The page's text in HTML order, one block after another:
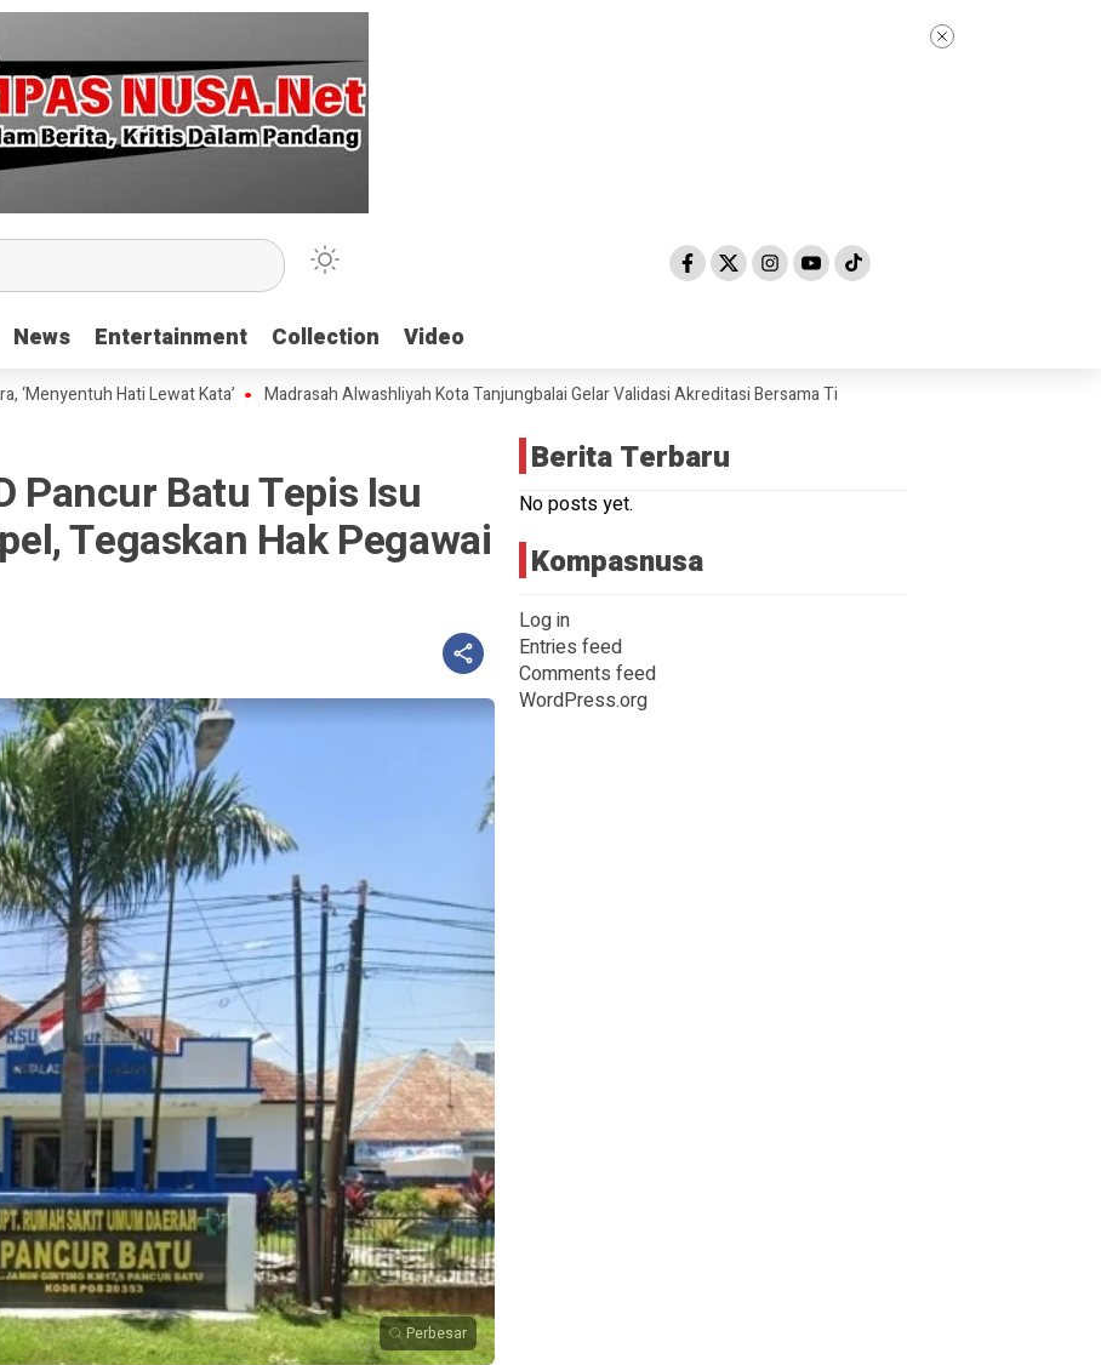
News Entertainment Collection Video
News Entertainment Collection Video
Hati Lewat Kata’ Madrasah Alwashliyah Kota Tanjungbalai Gelar Validasi Akreditasi Bersama Tim Asesor BAN-PDM Tahun 2026
Pancur Batu Tepis Isu
Tegaskan Hak Pegawai
Perbesar
Berita Terbaru
No posts yet.
Kompasnusa
Log in
Entries feed
Comments feed
WordPress.org